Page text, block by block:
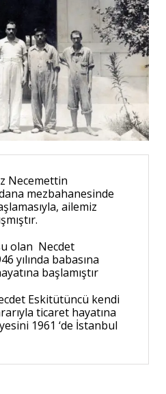
Necemettin
mezbahanesinde
ailemiz
olan Necdet
yılında babasına
başlamıştır
Eskitütüncü kendi
ticaret hayatına
1961 ‘de İstanbul